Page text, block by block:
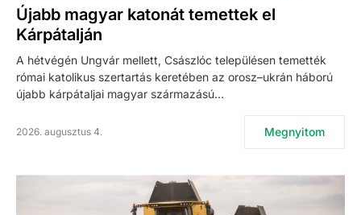
Újabb magyar katonát temettek el
Kárpátalján
A hétvégén Ungvár mellett, Császlóc településen temették
római katolikus szertartás keretében az orosz–ukrán háború
újabb kárpátaljai magyar származású…
2026. augusztus 4. Megnyitom